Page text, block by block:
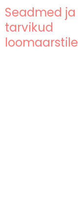
content
Skip
to
content
Seadmed ja
tarvikud
loomaarstile